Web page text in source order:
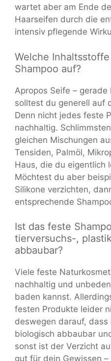
wartet aber am Ende
Haarseifen durch die
intensiv pflegende
Welche
Shampoo auf?
Apropos Seife –
solltest du generell auf
Denn nicht jedes feste
nachhaltig.
gleichen Mischungen
Tensiden, Palmöl,
Haus, die du eigentlich
Möchtest du aber
Silikone verzichten,
entsprechende
Ist das feste
tierversuchs-,
abbaubar?
Viele feste
nachhaltig und
baden kannst.
festen Produkte leider
deswegen darauf,
biologisch abbaubar
sonst ist der Verzicht
gut für dein Gewissen